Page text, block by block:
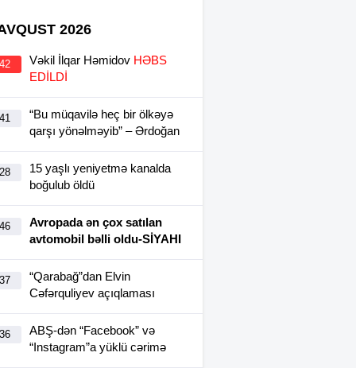
2026
Vəkil İlqar Həmidov HƏBS
EDİLDİ
“Bu müqavilə heç bir ölkəyə
qarşı yönəlməyib” – Ərdoğan
15 yaşlı yeniyetmə kanalda
boğulub öldü
Avropada ən çox satılan
avtomobil bəlli oldu-SİYAHI
“Qarabağ”dan Elvin
Cəfərquliyev açıqlaması
ABŞ-dən “Facebook” və
“Instagram”a yüklü cərimə